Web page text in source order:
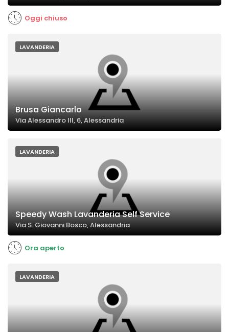
Oggi chiuso
LAVANDERIA
Brusa Giancarlo
Via Alessandro III, 6, Alessandria
LAVANDERIA
Speedy Wash Lavanderia Self Service
Via S. Giovanni Bosco, Alessandria
Ora aperto
LAVANDERIA